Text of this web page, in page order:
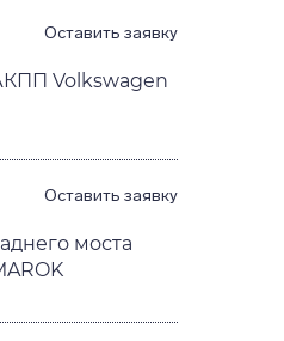
Оставить заявку
Volkswagen
Оставить заявку
моста